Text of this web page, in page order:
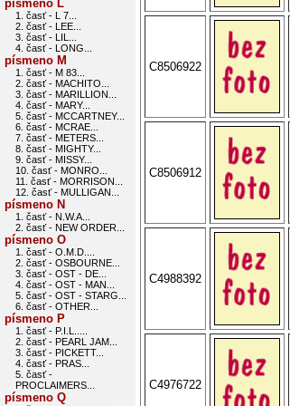
písmeno L
1. časť - L 7...
2. časť - LEE...
3. časť - LIL...
4. časť - LONG...
písmeno M
1. časť - M 83...
2. časť - MACHITO...
3. časť - MARILLION...
4. časť - MARY...
5. časť - MCCARTNEY...
6. časť - MCRAE...
7. časť - METERS...
8. časť - MIGHTY...
9. časť - MISSY...
10. časť - MONRO...
11. časť - MORRISON...
12. časť - MULLIGAN...
písmeno N
1. časť - N.W.A...
2. časť - NEW ORDER...
písmeno O
1. časť - O.M.D....
2. časť - OSBOURNE...
3. časť - OST - DE...
4. časť - OST - MAN...
5. časť - OST - STARG...
6. časť - OTHER...
písmeno P
1. časť - P.I.L.....
2. časť - PEARL JAM...
3. časť - PICKETT...
4. časť - PRAS...
5. časť -
PROCLAIMERS...
písmeno Q
C8506922
C8506912
C4988392
C4976722